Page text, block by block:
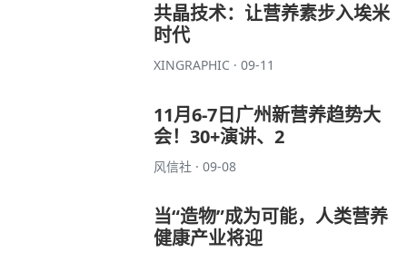
共晶技术：让营养素步入埃米
时代
XINGRAPHIC · 09-11
11月6-7日广州新营养趋势大
会！30+演讲、2
风信社 · 09-08
当“造物”成为可能，人类营养
健康产业将迎